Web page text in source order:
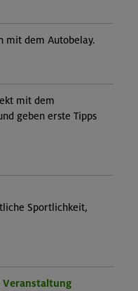
mit dem Autobelay.
mit dem
geben erste Tipps
Sportlichkeit,